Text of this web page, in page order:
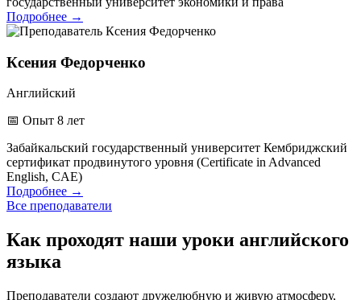
Подробнее →
Ксения Федорченко
Английский
📅 Опыт 8 лет
Забайкальский государственный университет Кембриджский
сертификат продвинутого уровня (Certificate in Advanced
English, CAE)
Подробнее →
Все преподаватели
Как проходят наши уроки английского
языка
Преподаватели создают дружелюбную и живую атмосферу,